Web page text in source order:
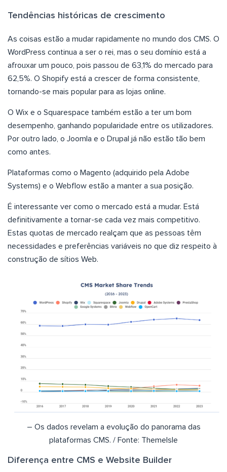
Tendências históricas de crescimento
As coisas estão a mudar rapidamente no mundo dos CMS. O
WordPress continua a ser o rei, mas o seu domínio está a
afrouxar um pouco, pois passou de 63,1% do mercado para
62,5%. O Shopify está a crescer de forma consistente,
tornando-se mais popular para as lojas online.
O Wix e o Squarespace também estão a ter um bom
desempenho, ganhando popularidade entre os utilizadores.
Por outro lado, o Joomla e o Drupal já não estão tão bem
como antes.
Plataformas como o Magento (adquirido pela Adobe
Systems) e o Webflow estão a manter a sua posição.
É interessante ver como o mercado está a mudar. Está
definitivamente a tornar-se cada vez mais competitivo.
Estas quotas de mercado realçam que as pessoas têm
necessidades e preferências variáveis no que diz respeito à
construção de sítios Web.
– Os dados revelam a evolução do panorama das
plataformas CMS. / Fonte: ThemeIsle
Diferença entre CMS e Website Builder